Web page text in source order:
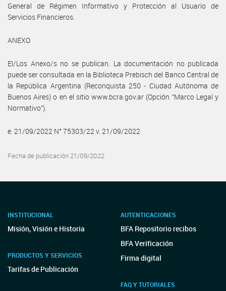
General de Régimen Informativo y Protección al Usuario de
Servicios Financieros.
ANEXO
El/Los Anexo/s no se publican. La documentación no publicada
puede ser consultada en la Biblioteca Prebisch del Banco Central de
la República Argentina (Reconquista 250 - Ciudad Autónoma de
Buenos Aires) o en el sitio www.bcra.gov.ar (Opción “Marco Legal y
Normativo”).
e. 21/09/2022 N° 75303/22 v. 21/09/2022
Fecha de publicación 21/09/2022
INSTITUCIONAL
Misión, Visión e Historia
PRODUCTOS Y SERVICIOS
Tarifas de Publicación
AUTENTICACIONES
BFA Repositorio recibos
BFA Verificación
Firma digital
FAQ Y TUTORIALES